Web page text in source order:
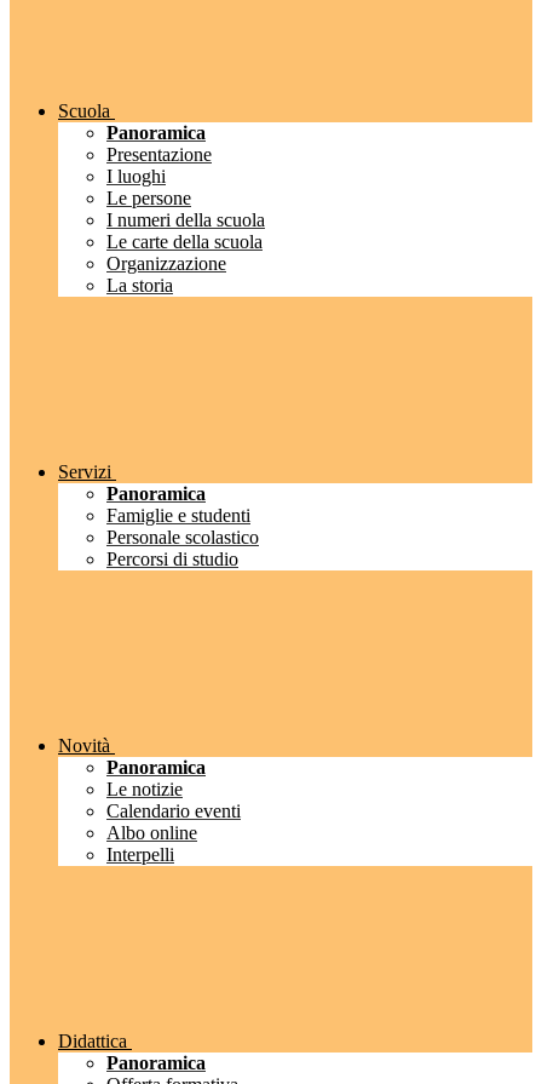
Scuola
Panoramica
Presentazione
I luoghi
Le persone
I numeri della scuola
Le carte della scuola
Organizzazione
La storia
Servizi
Panoramica
Famiglie e studenti
Personale scolastico
Percorsi di studio
Novità
Panoramica
Le notizie
Calendario eventi
Albo online
Interpelli
Didattica
Panoramica